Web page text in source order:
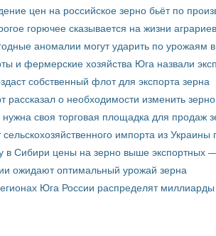
цен на российское зерно бьёт по
горючее сказывается на жизни аграриев
аномалии могут ударить по урожаям
и фермерские хозяйства Юга назвали
собственный флот для экспорта зерна
рассказал о необходимости изменить
нужна своя торговая площадка для продаж
сельскохозяйственного импорта из
в Сибири цены на зерно выше экспортных
ожидают оптимальный урожай зерна
Юга России распределят